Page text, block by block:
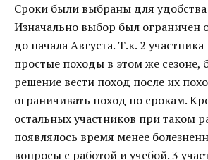
Сроки были выбраны для удобства
Изначально выбор был ограничен
до начала Августа. Т.к. 2 участника
простые походы в этом же сезоне,
решение вести поход после их
ограничивать поход по срокам.
остальных участников при таком
появлялось время менее
вопросы с работой и учебой. 3